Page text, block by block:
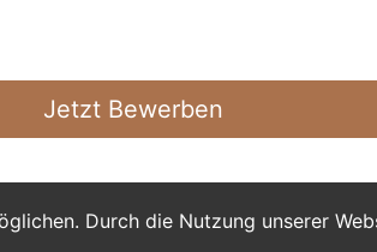
Durch die Nutzung unserer
Jetzt Bewerben